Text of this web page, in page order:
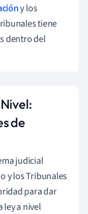
y los
tiene
dentro del
de
judicial
y los Tribunales
para dar
ley a nivel